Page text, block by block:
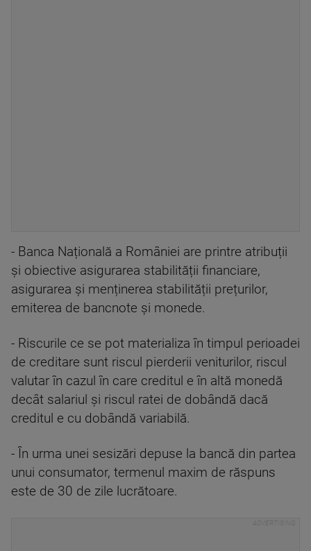
- Banca Națională a României are printre atribuții
și obiective asigurarea stabilității financiare,
asigurarea și menținerea stabilității prețurilor,
emiterea de bancnote și monede.
- Riscurile ce se pot materializa în timpul perioadei
de creditare sunt riscul pierderii veniturilor, riscul
valutar în cazul în care creditul e în altă monedă
decât salariul și riscul ratei de dobândă dacă
creditul e cu dobândă variabilă.
- În urma unei sesizări depuse la bancă din partea
unui consumator, termenul maxim de răspuns
este de 30 de zile lucrătoare.